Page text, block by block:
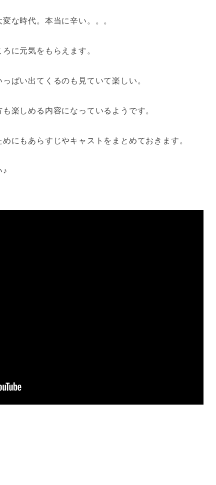
な時代。本当に辛い。。。
に元気をもらえます。
ぱい出てくるのも見ていて楽しい。
楽しめる内容になっているようです。
にもあらすじやキャストをまとめておきます。
♪